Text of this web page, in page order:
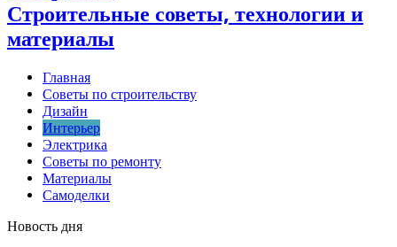
Строительные советы, технологии и
материалы
Главная
Советы по строительству
Дизайн
Интерьер
Электрика
Советы по ремонту
Материалы
Самоделки
Новость дня